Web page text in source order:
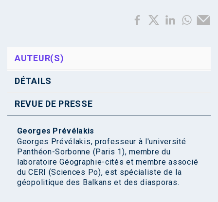
AUTEUR(S)
DÉTAILS
REVUE DE PRESSE
Georges Prévélakis
Georges Prévélakis, professeur à l'université
Panthéon-Sorbonne (Paris 1), membre du
laboratoire Géographie-cités et membre associé
du CERI (Sciences Po), est spécialiste de la
géopolitique des Balkans et des diasporas.